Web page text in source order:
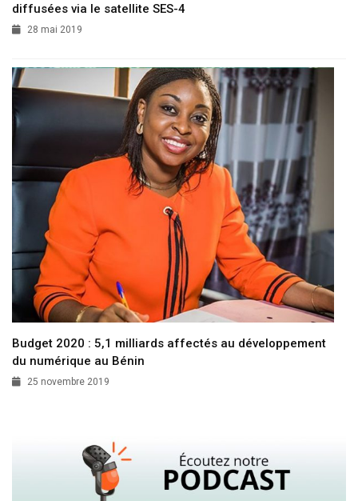
diffusées via le satellite SES-4
28 mai 2019
Budget 2020 : 5,1 milliards affectés au développement
du numérique au Bénin
25 novembre 2019